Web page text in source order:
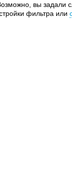
вы задали
фильтра или